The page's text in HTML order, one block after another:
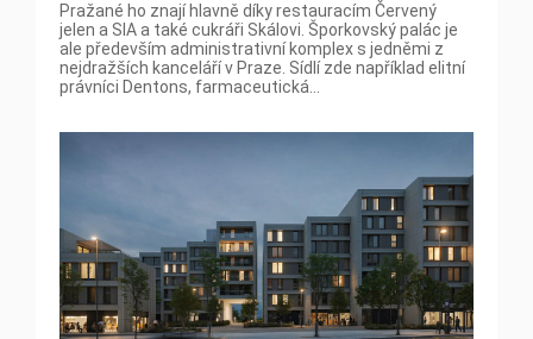
Pražané ho znají hlavně díky restauracím Červený
jelen a SIA a také cukráři Skálovi. Šporkovský palác je
ale především administrativní komplex s jedněmi z
nejdražších kanceláří v Praze. Sídlí zde například elitní
právníci Dentons, farmaceutická...